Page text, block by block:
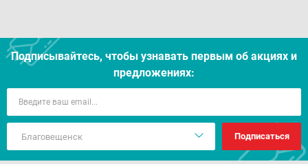
Подписывайтесь, чтобы узнавать первым об акцияx и
предложениях:
Подписаться